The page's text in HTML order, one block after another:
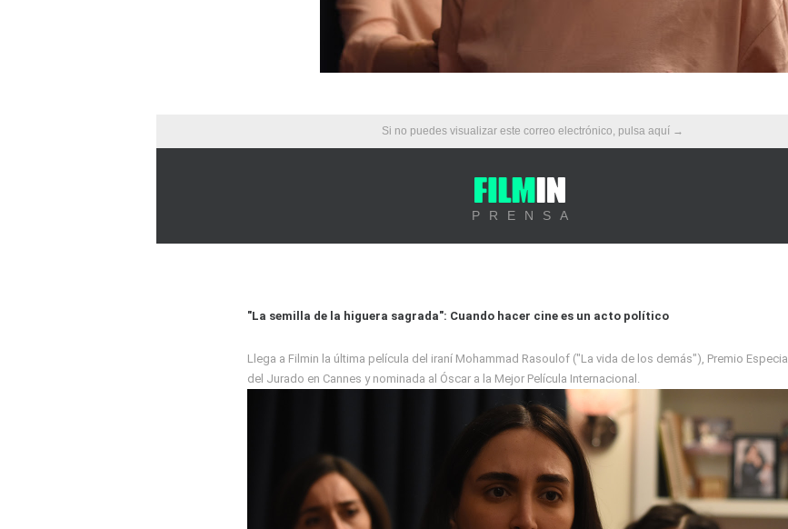
Si no puedes visualizar este correo electrónico, pulsa aquí →
PRENSA
"La semilla de la higuera sagrada": Cuando hacer cine es un acto político
Llega a Filmin la última película del iraní Mohammad Rasoulof ("La vida de los demás"), Premio Especial
del Jurado en Cannes y nominada al Óscar a la Mejor Película Internacional.